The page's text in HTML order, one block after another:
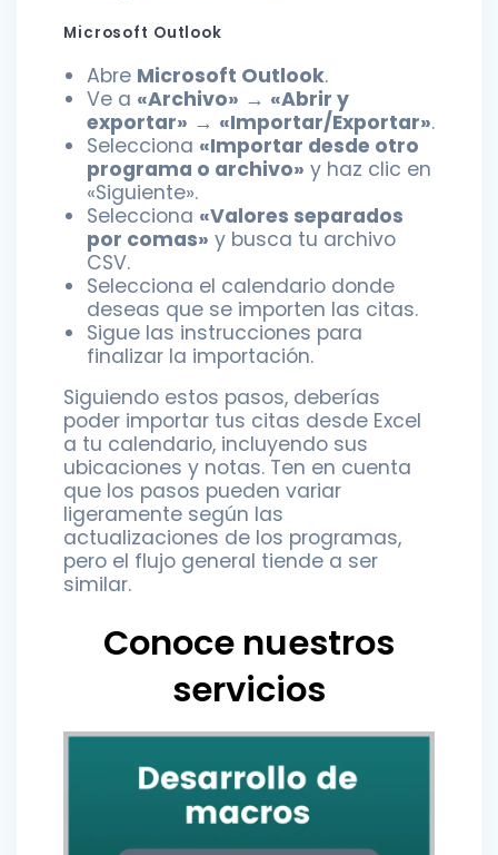
Microsoft Outlook
Abre Microsoft Outlook.
Ve a «Archivo» → «Abrir y
exportar» → «Importar/Exportar».
Selecciona «Importar desde otro
programa o archivo» y haz clic en
«Siguiente».
Selecciona «Valores separados
por comas» y busca tu archivo
CSV.
Selecciona el calendario donde
deseas que se importen las citas.
Sigue las instrucciones para
finalizar la importación.
Siguiendo estos pasos, deberías
poder importar tus citas desde Excel
a tu calendario, incluyendo sus
ubicaciones y notas. Ten en cuenta
que los pasos pueden variar
ligeramente según las
actualizaciones de los programas,
pero el flujo general tiende a ser
similar.
Conoce nuestros
servicios